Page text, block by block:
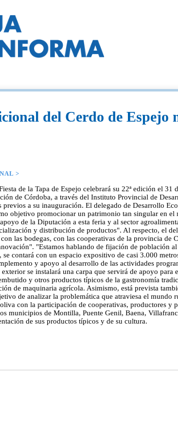
del Cerdo de Espejo
>
de la Tapa de Espejo celebrará su 22ª edición el
de Córdoba, a través del Instituto Provincial de
previos a su inauguración. El delegado de Desarrollo
objetivo promocionar un patrimonio tan singular en
de la Diputación a esta feria y al sector
y distribución de productos". Al respecto, el
las bodegas, con las cooperativas de la provincia
"Estamos hablando de fijación de población
contará con un espacio expositivo de casi 3.000
y apoyo al desarrollo de las actividades
se instalará una carpa que servirá de apoyo
y otros productos típicos de la gastronomía
de maquinaria agrícola. Asimismo, está prevista
de analizar la problemática que atraviesa el
con la participación de cooperativas, productores
municipios de Montilla, Puente Genil, Baena,
de sus productos típicos y de su cultura.